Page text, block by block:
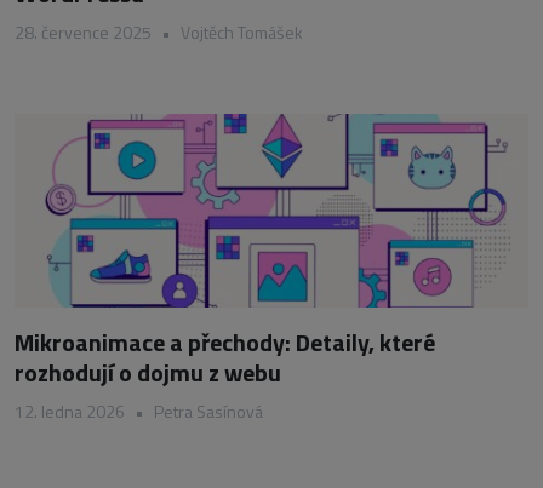
28. července 2025 • Vojtěch Tomášek
Mikroanimace a přechody: Detaily, které
rozhodují o dojmu z webu
12. ledna 2026 • Petra Sasínová